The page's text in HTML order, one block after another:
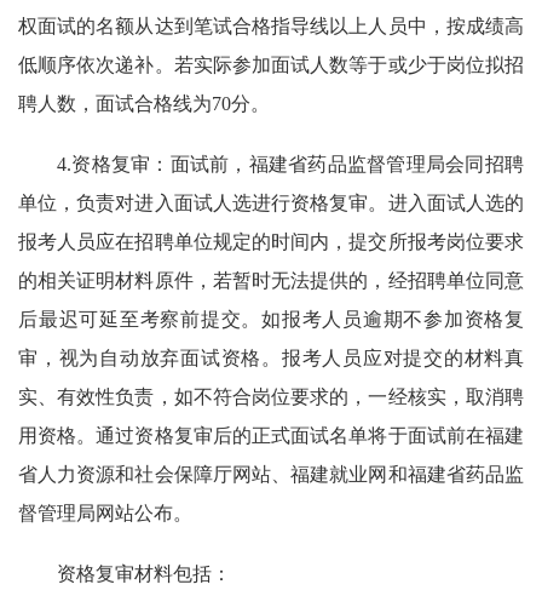
权面试的名额从达到笔试合格指导线以上人员中，按成绩高
低顺序依次递补。若实际参加面试人数等于或少于岗位拟招
聘人数，面试合格线为70分。
4.资格复审：面试前，福建省药品监督管理局会同招聘
单位，负责对进入面试人选进行资格复审。进入面试人选的
报考人员应在招聘单位规定的时间内，提交所报考岗位要求
的相关证明材料原件，若暂时无法提供的，经招聘单位同意
后最迟可延至考察前提交。如报考人员逾期不参加资格复
审，视为自动放弃面试资格。报考人员应对提交的材料真
实、有效性负责，如不符合岗位要求的，一经核实，取消聘
用资格。通过资格复审后的正式面试名单将于面试前在福建
省人力资源和社会保障厅网站、福建就业网和福建省药品监
督管理局网站公布。
资格复审材料包括：